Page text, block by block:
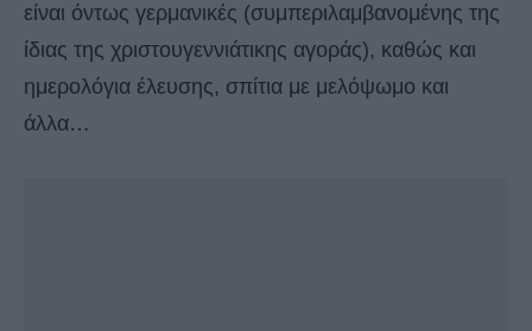
είναι όντως γερμανικές (συμπεριλαμβανομένης της
ίδιας της χριστουγεννιάτικης αγοράς), καθώς και
ημερολόγια έλευσης, σπίτια με μελόψωμο και
άλλα…